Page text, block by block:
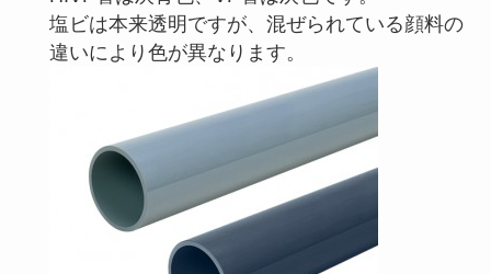
塩ビは本来透明ですが、混ぜられている顔料の
違いにより色が異なります。